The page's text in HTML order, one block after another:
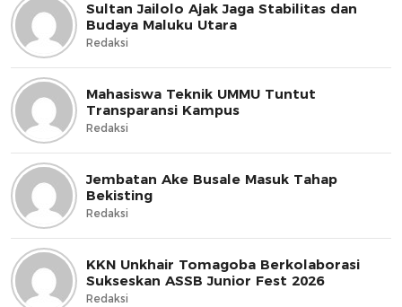
Sultan Jailolo Ajak Jaga Stabilitas dan
Budaya Maluku Utara
Redaksi
Mahasiswa Teknik UMMU Tuntut
Transparansi Kampus
Redaksi
Jembatan Ake Busale Masuk Tahap
Bekisting
Redaksi
KKN Unkhair Tomagoba Berkolaborasi
Sukseskan ASSB Junior Fest 2026
Redaksi